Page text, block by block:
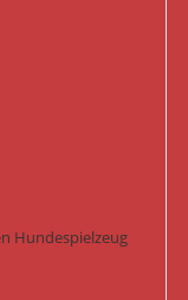
Hundespielzeug